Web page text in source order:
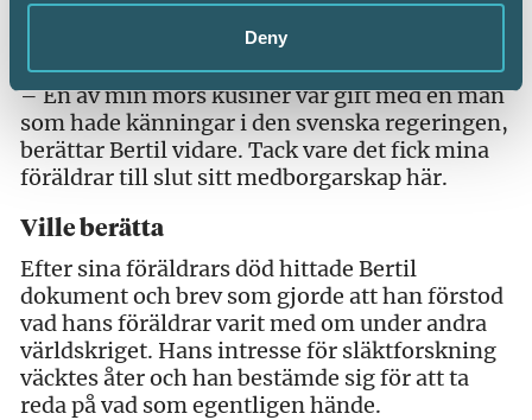
Deny
ett visum för att ta sig ut ur Holland.
– En av min mors kusiner var gift med en man
som hade känningar i den svenska regeringen,
berättar Bertil vidare. Tack vare det fick mina
föräldrar till slut sitt medborgarskap här.
Ville berätta
Efter sina föräldrars död hittade Bertil
dokument och brev som gjorde att han förstod
vad hans föräldrar varit med om under andra
världskriget. Hans intresse för släktforskning
väcktes åter och han bestämde sig för att ta
reda på vad som egentligen hände.